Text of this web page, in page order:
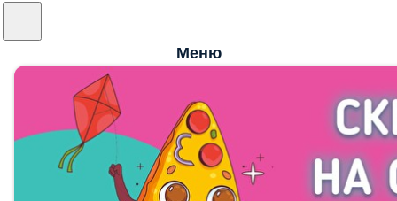
Меню